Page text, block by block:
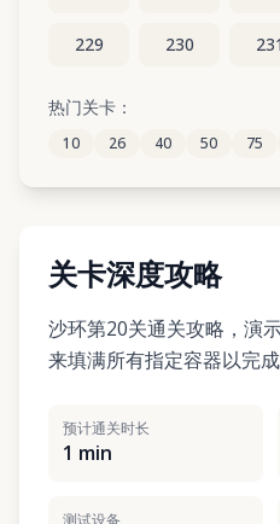
229 230 231
234
239 240 241
热门关卡：
10 26 40 50 75
关卡深度攻略
沙环第20关通关攻略，演
来填满所有指定容器以完成
预计通关时长
1 min
测试设备